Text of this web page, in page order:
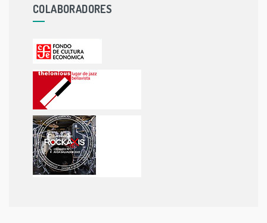
COLABORADORES